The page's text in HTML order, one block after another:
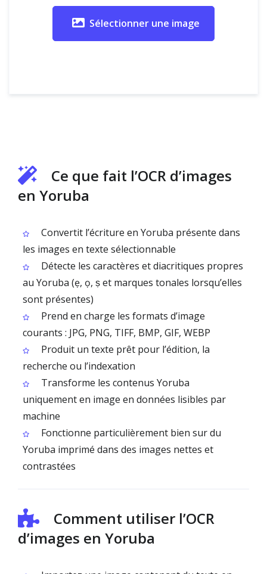
Sélectionner une image
Ce que fait l’OCR d’images
en Yoruba
Convertit l’écriture en Yoruba présente dans
les images en texte sélectionnable
Détecte les caractères et diacritiques propres
au Yoruba (ẹ, ọ, ṣ et marques tonales lorsqu’elles
sont présentes)
Prend en charge les formats d’image
courants : JPG, PNG, TIFF, BMP, GIF, WEBP
Produit un texte prêt pour l’édition, la
recherche ou l’indexation
Transforme les contenus Yoruba
uniquement en image en données lisibles par
machine
Fonctionne particulièrement bien sur du
Yoruba imprimé dans des images nettes et
contrastées
Comment utiliser l’OCR
d’images en Yoruba